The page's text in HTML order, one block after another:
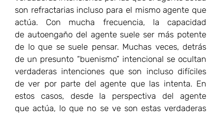
resultado plasmado de la acción. En este sentido
también, el observador exterior algunas veces
puede llegar a inferir o intuir cierto desorden en el
plano intencional del agente que actúa
como consecuencia del daño causado, que se hace
presente en la acción exterior, y aunque no fuera
lo que estaba en la intención del agente que actuó.
Aunque todo esto parezca bastante complicado